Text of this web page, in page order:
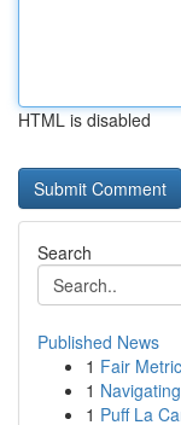
HTML is disabled
Search
Published News
1 Fair
1
1 Puff La